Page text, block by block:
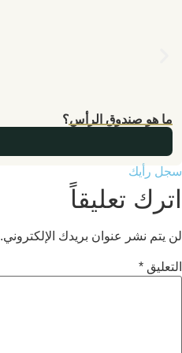
ما هو صندوق الرأس؟
سجل رأيك
اترك تعليقاً
لن يتم نشر عنوان بريدك الإلكتروني.
التعليق *